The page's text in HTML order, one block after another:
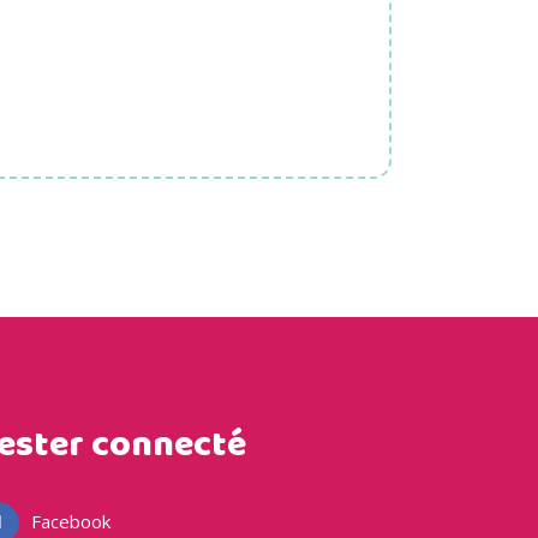
connecté
Facebook